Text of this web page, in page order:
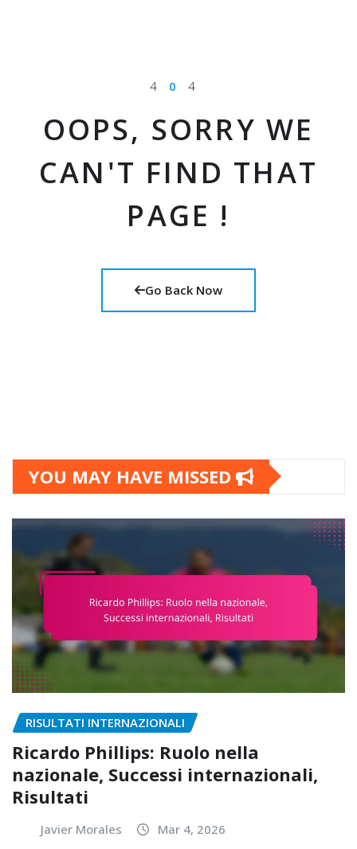
4 0 4
OOPS, SORRY WE
CAN'T FIND THAT
PAGE !
Go Back Now
YOU MAY HAVE MISSED
RISULTATI INTERNAZIONALI
Ricardo Phillips: Ruolo nella
nazionale, Successi internazionali,
Risultati
Javier Morales Mar 4, 2026